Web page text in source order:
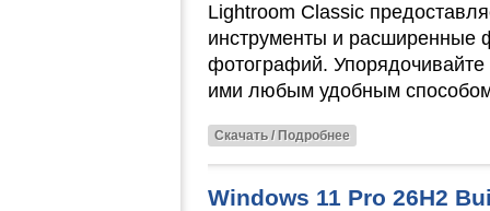
Lightroom Classic
инструменты и расширенные
фотографий.
ими любым удобным
Скачать / Подробнее
Windows 11 Pro 26H2